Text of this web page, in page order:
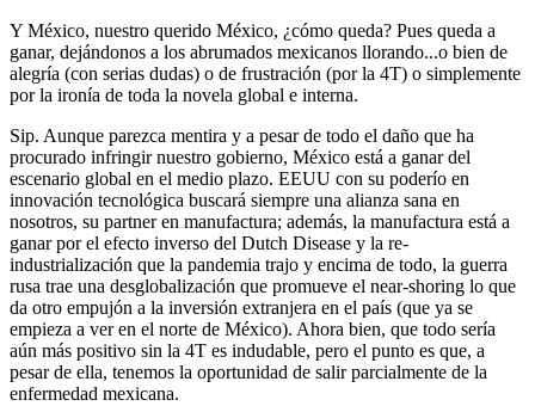
Y México, nuestro querido México, ¿cómo queda? Pues queda a
ganar, dejándonos a los abrumados mexicanos llorando...o bien de
alegría (con serias dudas) o de frustración (por la 4T) o simplemente
por la ironía de toda la novela global e interna.
Sip. Aunque parezca mentira y a pesar de todo el daño que ha
procurado infringir nuestro gobierno, México está a ganar del
escenario global en el medio plazo. EEUU con su poderío en
innovación tecnológica buscará siempre una alianza sana en
nosotros, su partner en manufactura; además, la manufactura está a
ganar por el efecto inverso del Dutch Disease y la re-
industrialización que la pandemia trajo y encima de todo, la guerra
rusa trae una desglobalización que promueve el near-shoring lo que
da otro empujón a la inversión extranjera en el país (que ya se
empieza a ver en el norte de México). Ahora bien, que todo sería
aún más positivo sin la 4T es indudable, pero el punto es que, a
pesar de ella, tenemos la oportunidad de salir parcialmente de la
enfermedad mexicana.